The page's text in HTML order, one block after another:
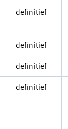
definitief
definitief
definitief
definitief